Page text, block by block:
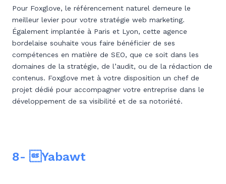
Pour Foxglove, le référencement naturel demeure le
meilleur levier pour votre stratégie web marketing.
Également implantée à Paris et Lyon, cette agence
bordelaise souhaite vous faire bénéficier de ses
compétences en matière de SEO, que ce soit dans les
domaines de la stratégie, de l’audit, ou de la rédaction de
contenus. Foxglove met à votre disposition un chef de
projet dédié pour accompagner votre entreprise dans le
développement de sa visibilité et de sa notoriété.
8- Yabawt